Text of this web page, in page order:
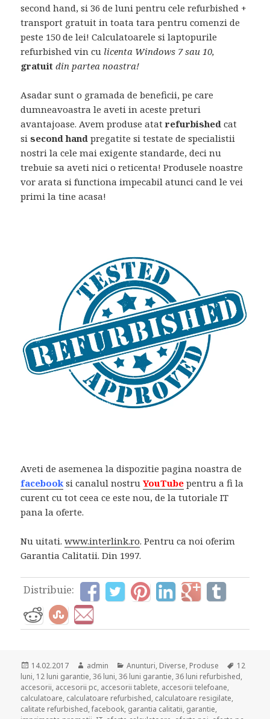
second hand, si 36 de luni pentru cele refurbished +
transport gratuit in toata tara pentru comenzi de
peste 150 de lei! Calculatoarele si laptopurile
refurbished vin cu licenta Windows 7 sau 10,
gratuit din partea noastra!
Asadar sunt o gramada de beneficii, pe care
dumneavoastra le aveti in aceste preturi
avantajoase. Avem produse atatrefurbished cat
sisecond hand pregatite si testate de specialistii
nostri la cele mai exigente standarde, deci nu
trebuie sa aveti nici o reticenta! Produsele noastre
vor arata si functiona impecabil atunci cand le vei
primi la tine acasa!
Aveti de asemenea la dispozitie pagina noastra de
facebook si canalul nostruYouTube pentru a fi la
curent cu tot ceea ce este nou, de la tutoriale IT
pana la oferte.
Nu uitati.www.interlink.ro. Pentru ca noi oferim
Garantia Calitatii. Din 1997.
Distribuie:
Posted
on
14.02.2017 Author
admin Categories
Anunturi, Diverse, Produse Tags
12
luni, 12 luni garantie,36 luni,36 luni garantie,36 luni refurbished,
accesorii, accesorii pc, accesorii tablete, accesorii telefoane,
calculatoare, calculatoare refurbished, calculatoare resigilate,
calitate refurbished,facebook, garantia calitatii, garantie,